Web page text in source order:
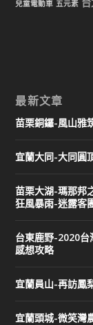
兒童電動車 五元素
最新文章
苗栗銅鑼-風山雅
宜蘭大同-大同圓
苗栗大湖-瑪那邦
狂風暴雨-迷露客
台東鹿野-2020
感想攻略
宜蘭員山-再訪鳳
宜蘭頭城-微笑灣